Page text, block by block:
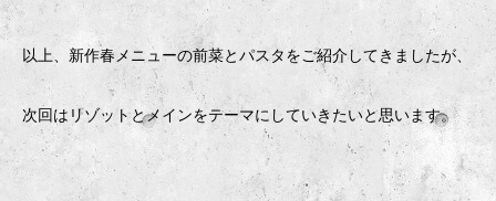
以上、新作春メニューの前菜とパスタをご紹介してきましたが、
次回はリゾットとメインをテーマにしていきたいと思います。